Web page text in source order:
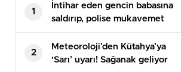
1
İntihar eden gencin babasına
saldırıp, polise mukavemet
eden 6 şüpheli gözaltına alındı
2
Meteoroloji’den Kütahya’ya
‘Sarı’ uyarı! Sağanak geliyor